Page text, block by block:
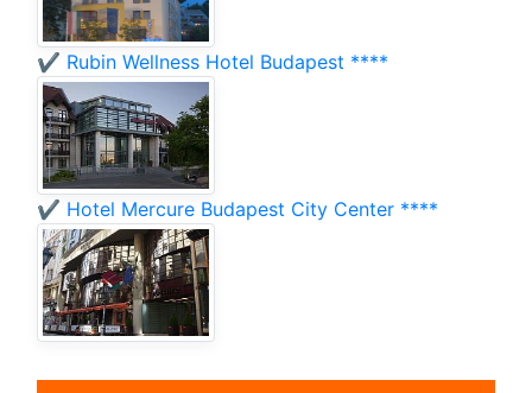
✔️ Rubin Wellness Hotel Budapest ****
✔️ Hotel Mercure Budapest City Center ****